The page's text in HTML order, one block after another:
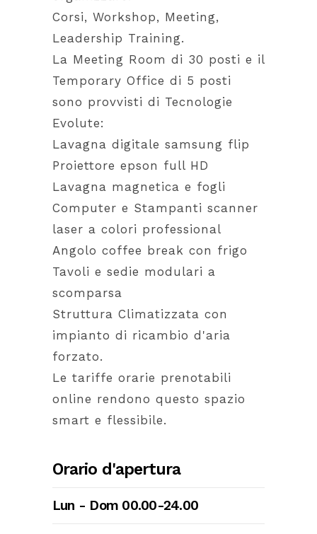
Corsi, Workshop, Meeting,
Leadership Training.
La Meeting Room di 30 posti e il
Temporary Office di 5 posti
sono provvisti di Tecnologie
Evolute:
Lavagna digitale samsung flip
Proiettore epson full HD
Lavagna magnetica e fogli
Computer e Stampanti scanner
laser a colori professional
Angolo coffee break con frigo
Tavoli e sedie modulari a
scomparsa
Struttura Climatizzata con
impianto di ricambio d'aria
forzato.
Le tariffe orarie prenotabili
online rendono questo spazio
smart e flessibile.
Orario d'apertura
Lun - Dom 00.00-24.00